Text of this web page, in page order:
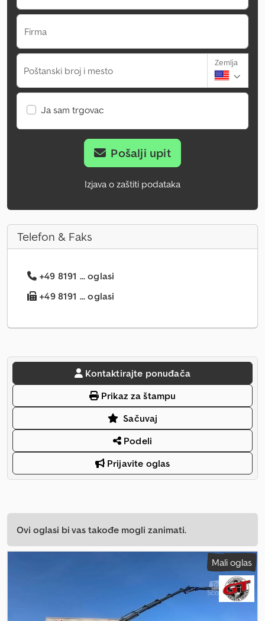
Firma
Poštanski broj i mesto
Zemlja
Ja sam trgovac
Pošalji upit
Izjava o zaštiti podataka
Telefon & Faks
+49 8191 ... oglasi
+49 8191 ... oglasi
Kontaktirajte ponuđača
Prikaz za štampu
Sačuvaj
Podeli
Prijavite oglas
Ovi oglasi bi vas takođe mogli zanimati.
Mali oglas